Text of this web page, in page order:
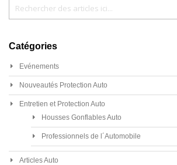
Catégories
Evénements
Nouveautés Protection Auto
Entretien et Protection Auto
Housses Gonflables Auto
Professionnels de l´Automobile
Articles Auto